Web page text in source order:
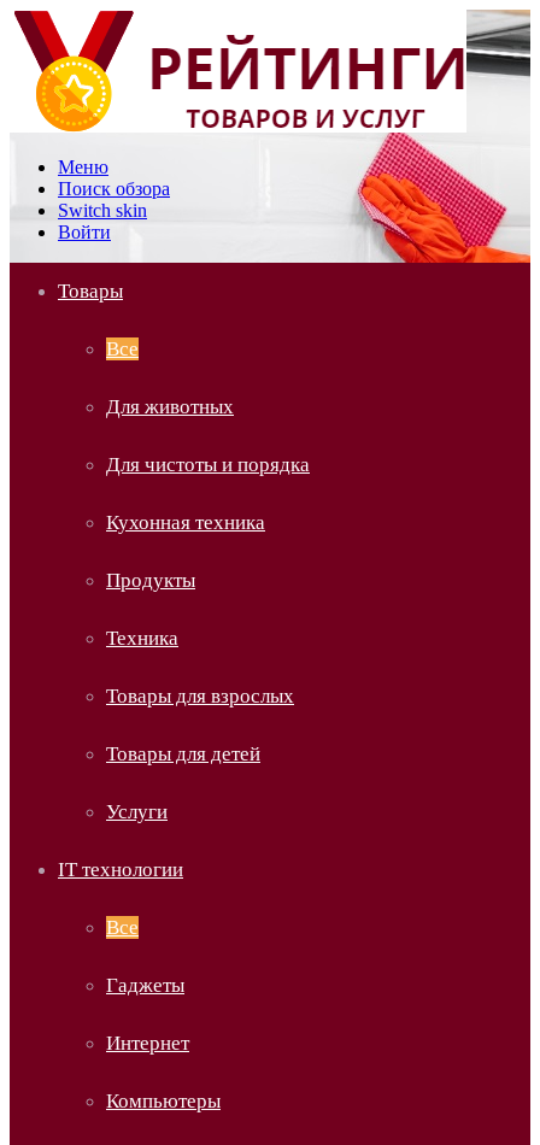
Меню
Поиск обзора
Switch skin
Войти
Товары
Все
Для животных
Для чистоты и порядка
Кухонная техника
Продукты
Техника
Товары для взрослых
Товары для детей
Услуги
IT технологии
Все
Гаджеты
Интернет
Компьютеры